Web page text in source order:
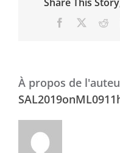
Facebook
À propos de